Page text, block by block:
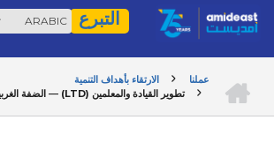
Skip
content
التبرع Select
your
BREADCRUMB
عملنا
الارتقاء بأهداف التنمية
تطوير القيادة والمعلمين (LTD) ― الضفة الغربية/غزة